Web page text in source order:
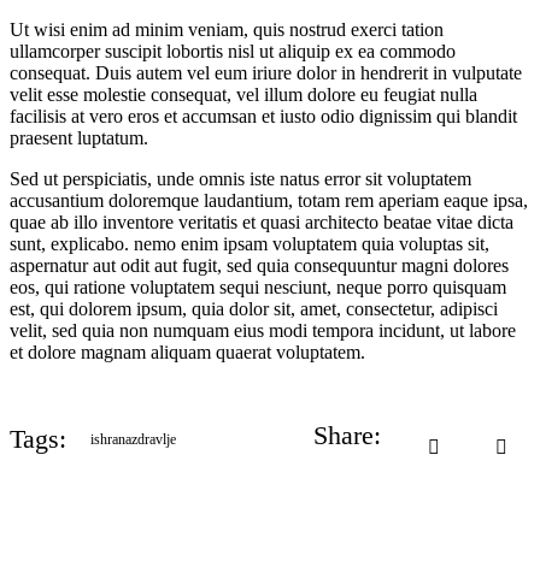
Ut wisi enim ad minim veniam, quis nostrud exerci tation
ullamcorper suscipit lobortis nisl ut aliquip ex ea commodo
consequat. Duis autem vel eum iriure dolor in hendrerit in vulputate
velit esse molestie consequat, vel illum dolore eu feugiat nulla
facilisis at vero eros et accumsan et iusto odio dignissim qui blandit
praesent luptatum.
Sed ut perspiciatis, unde omnis iste natus error sit voluptatem
accusantium doloremque laudantium, totam rem aperiam eaque ipsa,
quae ab illo inventore veritatis et quasi architecto beatae vitae dicta
sunt, explicabo. nemo enim ipsam voluptatem quia voluptas sit,
aspernatur aut odit aut fugit, sed quia consequuntur magni dolores
eos, qui ratione voluptatem sequi nesciunt, neque porro quisquam
est, qui dolorem ipsum, quia dolor sit, amet, consectetur, adipisci
velit, sed quia non numquam eius modi tempora incidunt, ut labore
et dolore magnam aliquam quaerat voluptatem.
Tags: ishranazdravlje Share: